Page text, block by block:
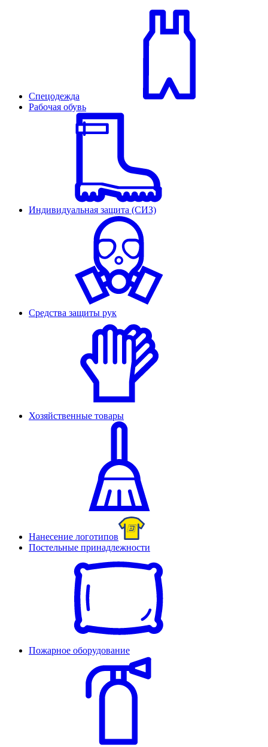
Спецодежда
Рабочая обувь
Индивидуальная защита (СИЗ)
Средства защиты рук
Хозяйственные товары
Нанесение логотипов
Постельные принадлежности
Пожарное оборудование